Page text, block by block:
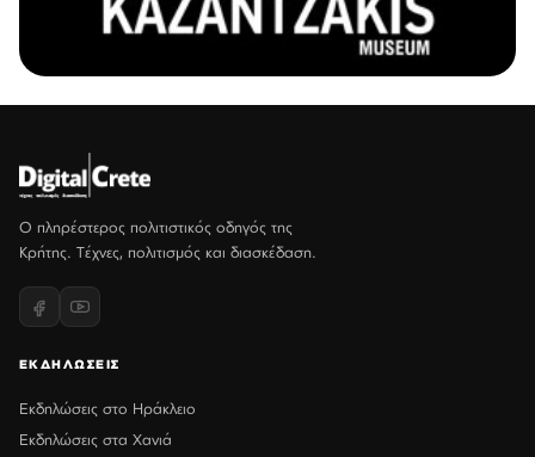
Ο πληρέστερος πολιτιστικός οδηγός της
Κρήτης. Τέχνες, πολιτισμός και διασκέδαση.
ΕΚΔΗΛΩΣΕΙΣ
Εκδηλώσεις στο Ηράκλειο
Εκδηλώσεις στα Χανιά